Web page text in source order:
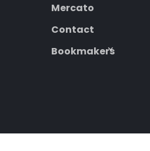
Mercato
Contact
Bookmakers